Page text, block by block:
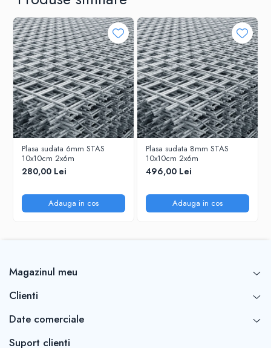
Plasa sudata 6mm STAS
10x10cm 2x6m
280,00 Lei
Adauga in cos
Plasa sudata 8mm STAS
10x10cm 2x6m
496,00 Lei
Adauga in cos
Magazinul meu
Clienti
Date comerciale
Suport clienti